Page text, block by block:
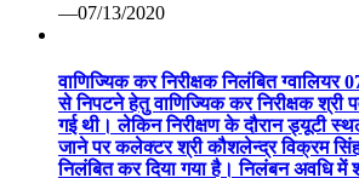
—07/13/2020
वाणिज्यिक कर निरीक्षक निलंबित ग्वालियर
से निपटने हेतु वाणिज्यिक कर निरीक्षक श्री
गई थी। लेकिन निरीक्षण के दौरान ड्यूटी
जाने पर कलेक्टर श्री कौशलेन्द्र विक्रम
निलंबित कर दिया गया है। निलंबन अवधि में